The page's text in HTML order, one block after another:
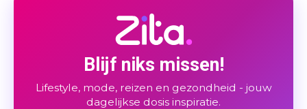
Blijf niks missen!
Lifestyle, mode, reizen en gezondheid - jouw
dagelijkse dosis inspiratie.